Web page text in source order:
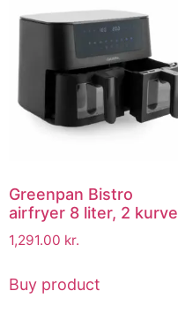
Greenpan Bistro
airfryer 8 liter, 2 kurve
1,291.00 kr.
Buy product